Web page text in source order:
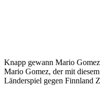
Knapp gewann Mario
Mario Gomez, der mit
Länderspiel gegen Finnland